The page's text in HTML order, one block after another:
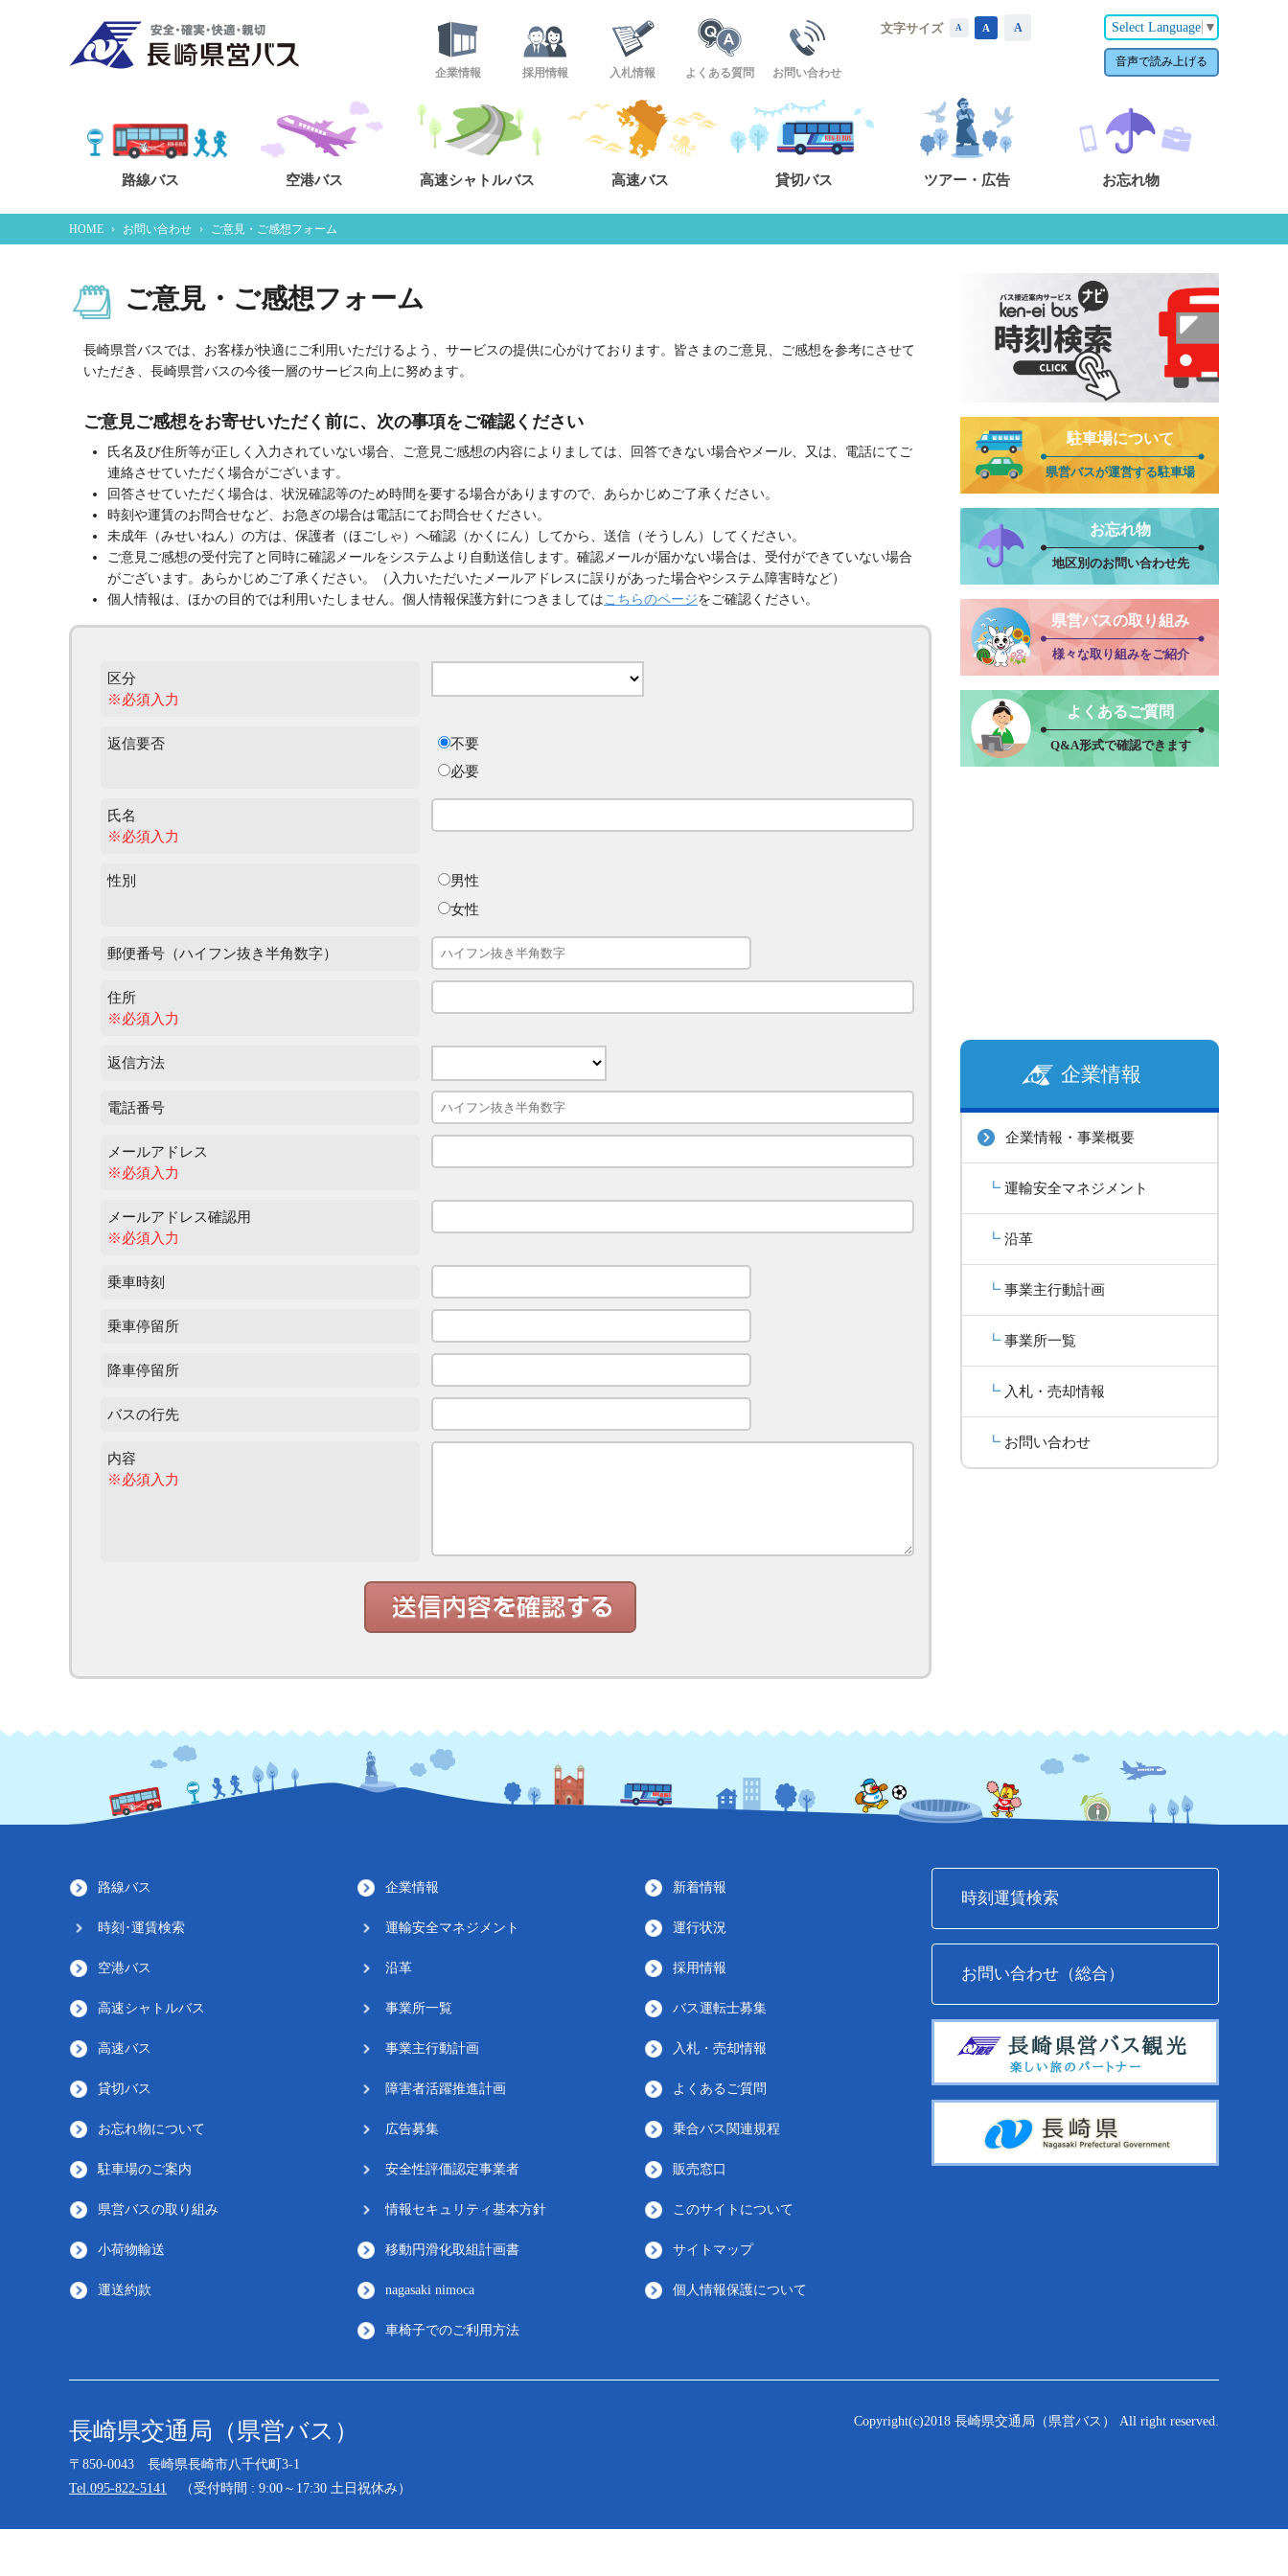
企業情報 採用情報 入札情報 よくある質問 お問い合わせ
文字サイズ A A A Select Language ▼
音声で読み上げる
路線バス 空港バス 高速シャトルバス 高速バス 貸切バス ツアー・広告 お忘れ物
HOME › お問い合わせ › ご意見・ご感想フォーム
ご意見・ご感想フォーム
長崎県営バスでは、お客様が快適にご利用いただけるよう、サービスの提供に心がけております。皆さまのご意見、ご感想を参考にさせて
いただき、長崎県営バスの今後一層のサービス向上に努めます。
ご意見ご感想をお寄せいただく前に、次の事項をご確認ください
氏名及び住所等が正しく入力されていない場合、ご意見ご感想の内容によりましては、回答できない場合やメール、又は、電話にてご
連絡させていただく場合がございます。
回答させていただく場合は、状況確認等のため時間を要する場合がありますので、あらかじめご了承ください。
時刻や運賃のお問合せなど、お急ぎの場合は電話にてお問合せください。
未成年（みせいねん）の方は、保護者（ほごしゃ）へ確認（かくにん）してから、送信（そうしん）してください。
ご意見ご感想の受付完了と同時に確認メールをシステムより自動送信します。確認メールが届かない場合は、受付ができていない場合
がございます。あらかじめご了承ください。（入力いただいたメールアドレスに誤りがあった場合やシステム障害時など）
個人情報は、ほかの目的では利用いたしません。個人情報保護方針につきましては こちらのページをご確認ください。
区分
※必須入力
返信要否
不要
必要
氏名
※必須入力
性別
男性
女性
郵便番号（ハイフン抜き半角数字）
住所
※必須入力
返信方法
電話番号
メールアドレス
※必須入力
メールアドレス確認用
※必須入力
乗車時刻
乗車停留所
降車停留所
バスの行先
内容
※必須入力
駐車場について
県営バスが運営する駐車場
お忘れ物
地区別のお問い合わせ先
県営バスの取り組み
様々な取り組みをご紹介
よくあるご質問
Q&A形式で確認できます
企業情報
企業情報・事業概要
運輸安全マネジメント
沿革
事業主行動計画
事業所一覧
入札・売却情報
お問い合わせ
路線バス
時刻･運賃検索
空港バス
高速シャトルバス
高速バス
貸切バス
お忘れ物について
駐車場のご案内
県営バスの取り組み
小荷物輸送
運送約款
企業情報
運輸安全マネジメント
沿革
事業所一覧
事業主行動計画
障害者活躍推進計画
広告募集
安全性評価認定事業者
情報セキュリティ基本方針
移動円滑化取組計画書
nagasaki nimoca
車椅子でのご利用方法
新着情報
運行状況
採用情報
バス運転士募集
入札・売却情報
よくあるご質問
乗合バス関連規程
販売窓口
このサイトについて
サイトマップ
個人情報保護について
時刻運賃検索
お問い合わせ（総合）
長崎県交通局（県営バス）
〒850-0043 長崎県長崎市八千代町3-1
Tel.095-822-5141
（受付時間 : 9:00～17:30 土日祝休み）
Copyright(c)2018 長崎県交通局（県営バス） All right reserved.